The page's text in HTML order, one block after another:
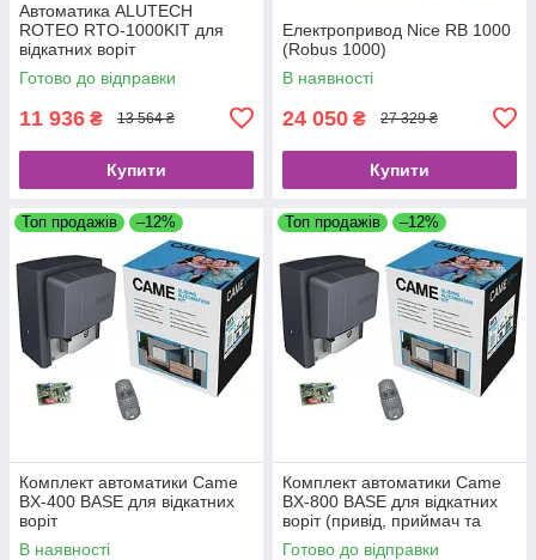
Автоматика ALUTECH
ROTEO RTO-1000KIT для
відкатних воріт
Готово до відправки
11 936 ₴ 13 564 ₴
Купити
Електропривод Nice RB 1000
(Robus 1000)
В наявності
24 050 ₴ 27 329 ₴
Купити
Топ продажів –12%
Комплект автоматики Came
BX-400 BASE для відкатних
воріт
В наявності
Топ продажів –12%
Комплект автоматики Came
BX-800 BASE для відкатних
воріт (привід, приймач та
пульт)
Готово до відправки